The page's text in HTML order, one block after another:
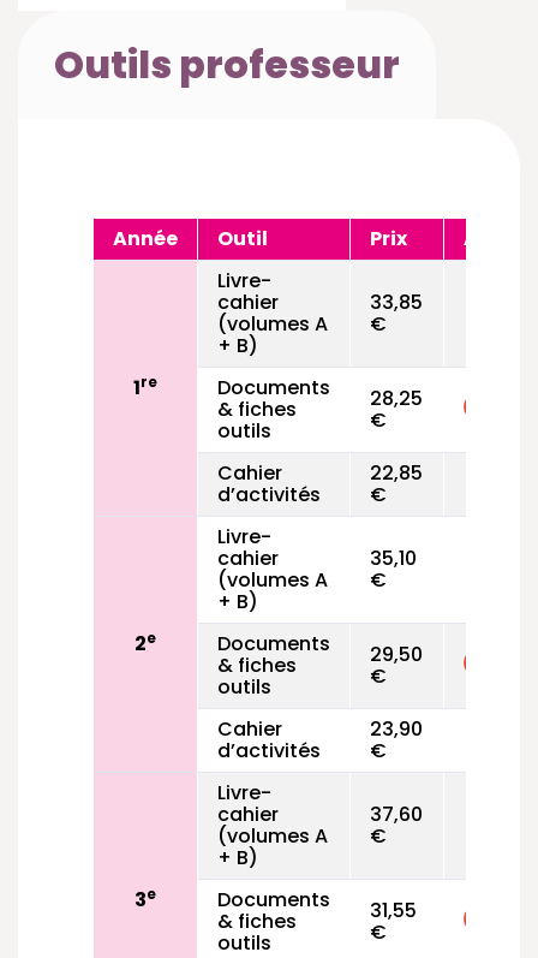
Outils professeur
Année Outil Prix Agréé
1re
Livre-
cahier
(volumes A
+ B)
33,85
€
Documents
& fiches
outils
28,25
€
Cahier
d’activités
22,85
€
2e
Livre-
cahier
(volumes A
+ B)
35,10
€
Documents
& fiches
outils
29,50
€
Cahier
d’activités
23,90
€
3e
Livre-
cahier
(volumes A
+ B)
37,60
€
Documents
& fiches
outils
31,55
€